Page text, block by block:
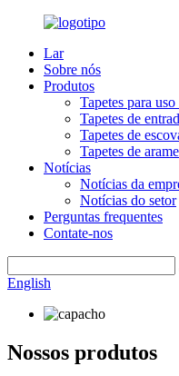
Lar
Sobre nós
Produtos
Tapetes para
Tapetes de
Tapetes de
Tapetes de
Notícias
Notícias da
Notícias do setor
Perguntas frequentes
Contate-nos
English
Nossos produtos